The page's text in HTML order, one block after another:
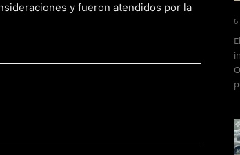
y fueron atendidos por la
6